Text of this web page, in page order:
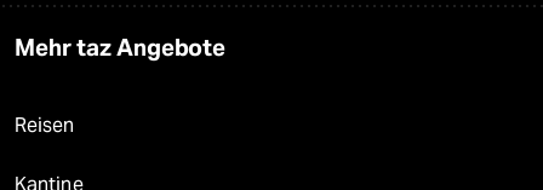
Mehr taz Angebote
Reisen
Kantine